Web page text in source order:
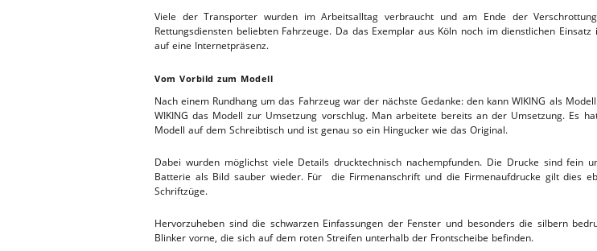
Viele der Transporter wurden im Arbeitsalltag verbraucht und am Ende der
Rettungsdiensten beliebten Fahrzeuge. Da das Exemplar aus Köln noch im dienstlichen
auf eine Internetpräsenz.
Vom Vorbild zum Modell
Nach einem Rundhang um das Fahrzeug war der nächste Gedanke: den kann WIKING als
WIKING das Modell zur Umsetzung vorschlug. Man arbeitete bereits an der Umsetzung. Es
Modell auf dem Schreibtisch und ist genau so ein Hingucker wie das Original.
Dabei wurden möglichst viele Details drucktechnisch nachempfunden. Die Drucke sind fein
Batterie als Bild sauber wieder. Für die Firmenanschrift und die Firmenaufdrucke gilt dies
Schriftzüge.
Hervorzuheben sind die schwarzen Einfassungen der Fenster und besonders die silbern
Blinker vorne, die sich auf dem roten Streifen unterhalb der Frontscheibe befinden.